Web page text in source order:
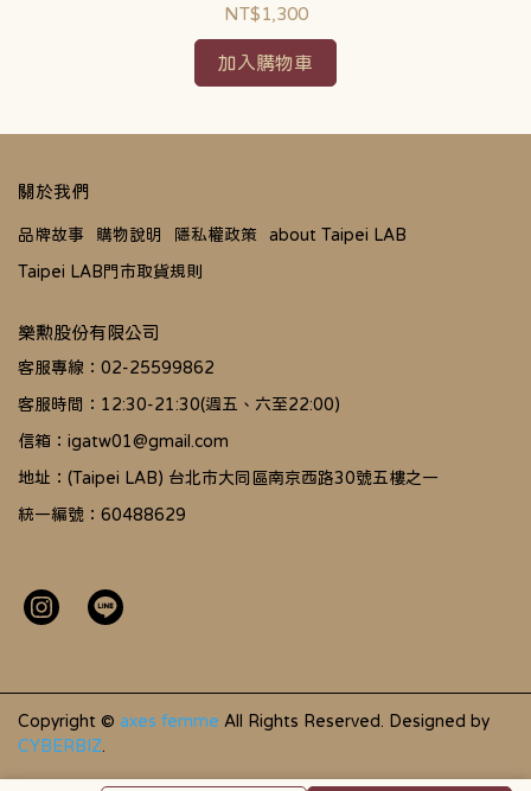
NT$1,300
加入購物車
關於我們
品牌故事 購物說明 隱私權政策
about Taipei LAB
Taipei LAB門市取貨規則
樂勲股份有限公司
客服專線：02-25599862
客服時間：12:30-21:30(週五、六至22:00)
信箱：igatw01@gmail.com
地址：(Taipei LAB) 台北市大同區南京西路30號五樓之一
統一編號：60488629
Copyright © axes femme All Rights Reserved. Designed by
CYBERBIZ.